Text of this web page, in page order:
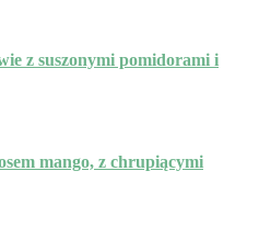
z suszonymi pomidorami i
mango, z chrupiącymi